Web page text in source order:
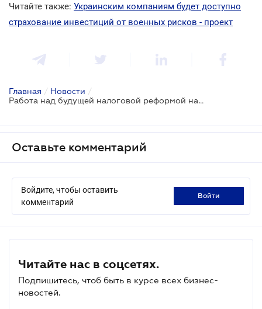
Читайте также: Украинским компаниям будет доступно
страхование инвестиций от военных рисков - проект
Главная / Новости /
Работа над будущей налоговой реформой начнется после войны - Денис Шмыгаль
Оставьте комментарий
Войдите, чтобы оставить
комментарий
войти
Читайте нас в соцсетях.
Подпишитесь, чтоб быть в курсе всех бизнес-
новостей.